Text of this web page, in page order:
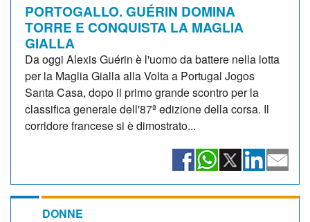
PORTOGALLO. GUÉRIN DOMINA
TORRE E CONQUISTA LA MAGLIA
GIALLA
Da oggi Alexis Guérin è l'uomo da battere nella lotta
per la Maglia Gialla alla Volta a Portugal Jogos
Santa Casa, dopo il primo grande scontro per la
classifica generale dell'87ª edizione della corsa. Il
corridore francese si è dimostrato...
DONNE